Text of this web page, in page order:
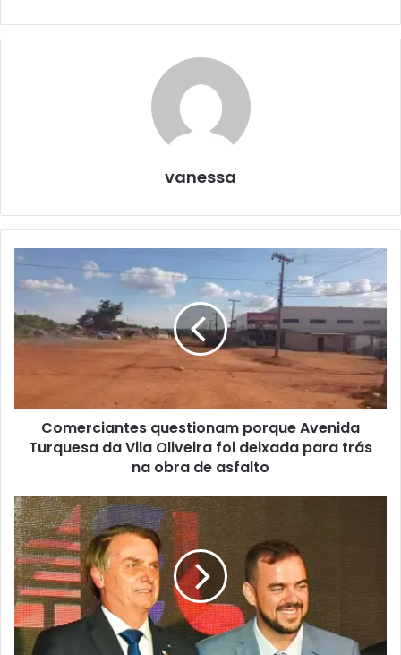
vanessa
Comerciantes questionam porque Avenida
Turquesa da Vila Oliveira foi deixada para trás
na obra de asfalto